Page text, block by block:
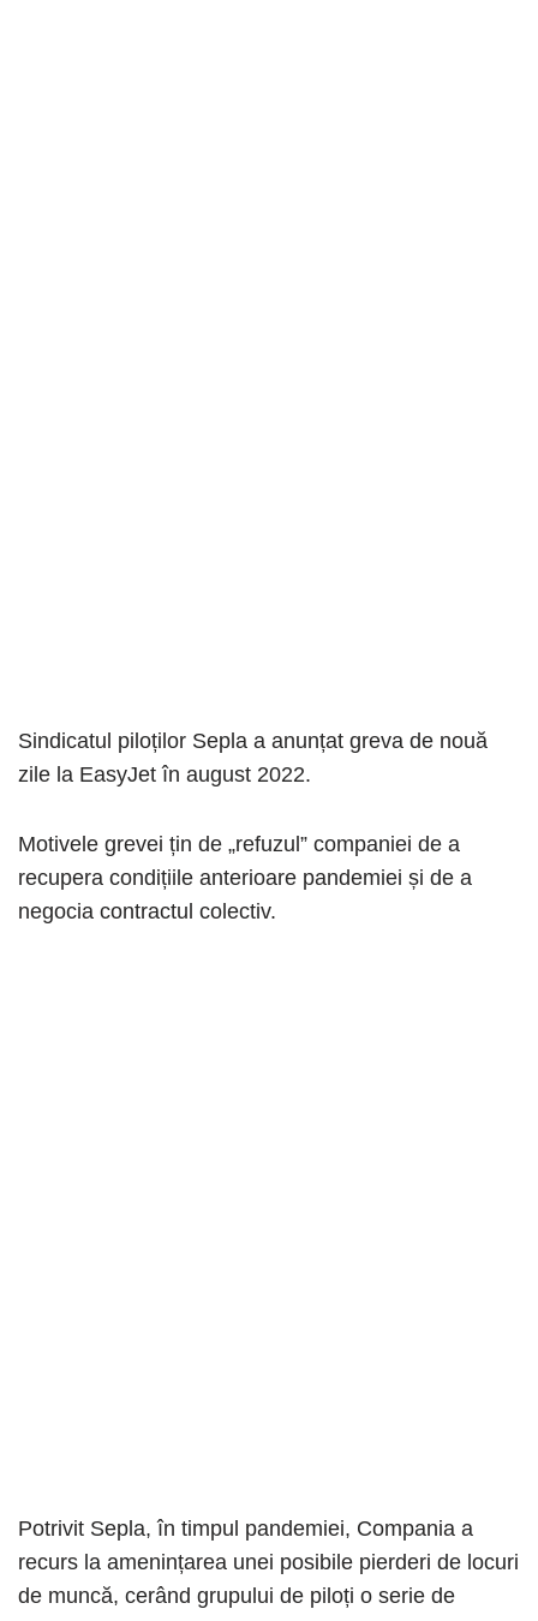
Sindicatul piloților Sepla a anunțat greva de nouă
zile la EasyJet în august 2022.
Motivele grevei țin de „refuzul” companiei de a
recupera condițiile anterioare pandemiei și de a
negocia contractul colectiv.
Potrivit Sepla, în timpul pandemiei, Compania a
recurs la amenințarea unei posibile pierderi de locuri
de muncă, cerând grupului de piloți o serie de